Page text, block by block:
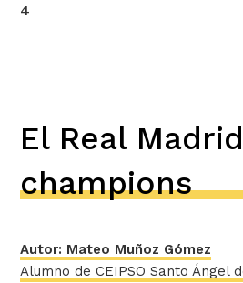
4
El Real
champions
Autor: Mateo Muñoz Gómez
Alumno de CEIPSO Santo Ángel